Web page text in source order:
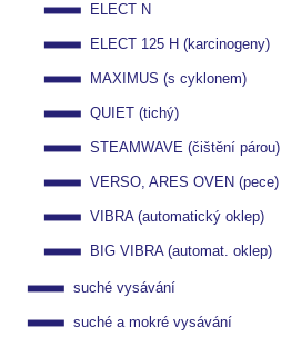
ELECT N
ELECT 125 H (karcinogeny)
MAXIMUS (s cyklonem)
QUIET (tichý)
STEAMWAVE (čištění párou)
VERSO, ARES OVEN (pece)
VIBRA (automatický oklep)
BIG VIBRA (automat. oklep)
suché vysávání
suché a mokré vysávání